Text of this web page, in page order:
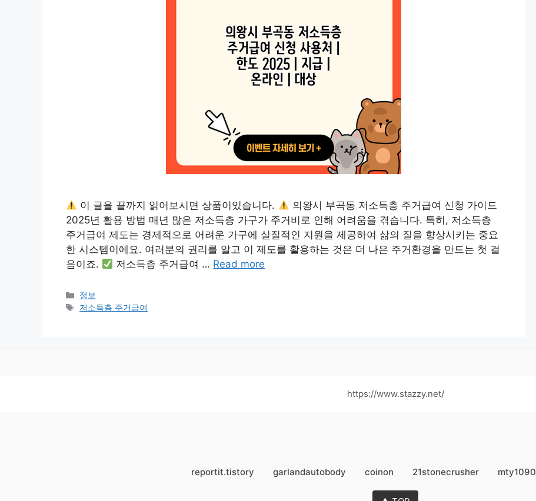
이 글을 끝까지 읽어보시면 상품이있습니다.
의왕시 부곡동 저소득층 주거급여 신청 가이드
2025년 활용 방법 매년 많은 저소득층 가구가 주거비로 인해 어려움을 겪습니다. 특히, 저소득층
주거급여 제도는 경제적으로 어려운 가구에 실질적인 지원을 제공하여 삶의 질을 향상시키는 중요
한 시스템이에요. 여러분의 권리를 알고 이 제도를 활용하는 것은 더 나은 주거환경을 만드는 첫 걸
음이죠.
저소득층 주거급여 … Read more
카
테
정보
태
저소득층 주거급여
https://www.stazzy.net/
reportit.tistory garlandautobody coinon 21stonecrusher mty1090